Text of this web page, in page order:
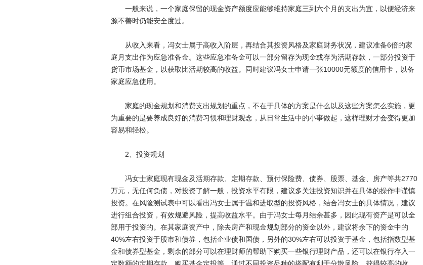
一般来说，一个家庭保留的现金资产额度应能够维持家庭三到六个月的支出为宜，以便经济来
源不善时仍能安全度过。
从收入来看，冯女士属于高收入阶层，再结合其投资风格及家庭财务状况，建议准备6倍的家
庭月支出作为应急准备金。这些应急准备金可以一部分留存为现金或存为活期存款，一部分投资于
货币市场基金，以获取比活期较高的收益。同时建议冯女士申请一张10000元额度的信用卡，以备
家庭应急使用。
家庭的现金规划和消费支出规划的重点，不在于具体的方案是什么以及这些方案怎么实施，更
为重要的是要养成良好的消费习惯和理财观念，从日常生活中的小事做起，这样理财才会变得更加
容易和轻松。
2、投资规划
冯女士家庭现有现金及活期存款、定期存款、预付保险费、债券、股票、基金、房产等共2770
万元，无任何负债，对投资了解一般，投资水平有限，建议多关注投资知识并在具体的操作中谨慎
投资。在风险测试表中可以看出冯女士属于温和进取型的投资风格，结合冯女士的具体情况，建议
进行组合投资，有效规避风险，提高收益水平。由于冯女士每月结余甚多，因此现有资产是可以全
部用于投资的。在其家庭资产中，除去房产和现金规划部分的资金以外，建议将余下的资金中的
40%左右投资于股市和债券，包括企业债和国债，另外的30%左右可以投资于基金，包括指数型基
金和债券型基金，剩余的部分可以在理财师的帮助下购买一些银行理财产品，还可以在银行存入一